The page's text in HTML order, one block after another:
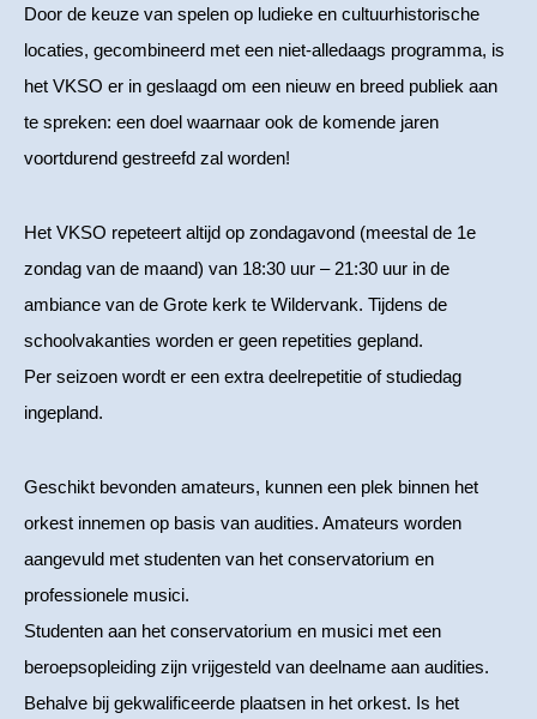
Door de keuze van spelen op ludieke en cultuurhistorische
locaties, gecombineerd met een niet-alledaags programma, is
het VKSO er in geslaagd om een nieuw en breed publiek aan
te spreken: een doel waarnaar ook de komende jaren
voortdurend gestreefd zal worden!
Het VKSO repeteert altijd op zondagavond (meestal de 1e
zondag van de maand) van 18:30 uur – 21:30 uur in de
ambiance van de Grote kerk te Wildervank. Tijdens de
schoolvakanties worden er geen repetities gepland.
Per seizoen wordt er een extra deelrepetitie of studiedag
ingepland.
Geschikt bevonden amateurs, kunnen een plek binnen het
orkest innemen op basis van audities. Amateurs worden
aangevuld met studenten van het conservatorium en
professionele musici.
Studenten aan het conservatorium en musici met een
beroepsopleiding zijn vrijgesteld van deelname aan audities.
Behalve bij gekwalificeerde plaatsen in het orkest. Is het